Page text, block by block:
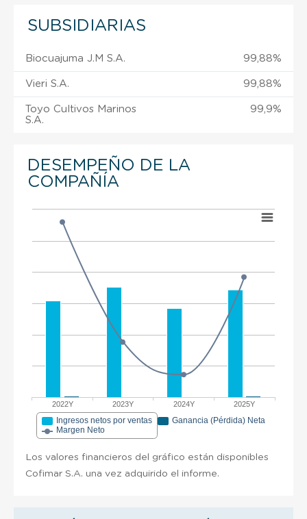
SUBSIDIARIAS
Biocuajuma J.M S.A. 99,88%
Vieri S.A. 99,88%
Toyo Cultivos Marinos
S.A.
99,9%
DESEMPEÑO DE LA
COMPAÑÍA
2022Y 2023Y 2024Y 2025Y
Ingresos netos por ventas
Ganancia (Pérdida) Neta
Margen Neto
Los valores financieros del gráfico están disponibles
Cofimar S.A. una vez adquirido el informe.